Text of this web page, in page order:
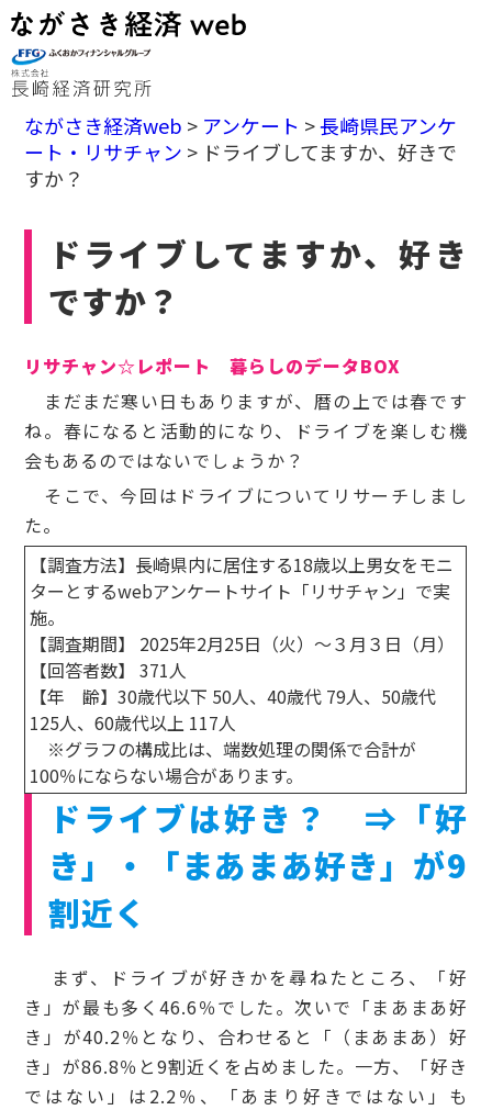
ながさき経済web > アンケート >長崎県民アンケ
ート・リサチャン > ドライブしてますか、好きで
すか？
ドライブしてますか、好き
ですか？
リサチャン☆レポート
暮らしのデータBOX
まだまだ寒い日もありますが、暦の上では春です
ね。春になると活動的になり、ドライブを楽しむ機
会もあるのではないでしょうか？
そこで、今回はドライブについてリサーチしまし
た。
【調査方法】長崎県内に居住する18歳以上男女をモニ
ターとするwebアンケートサイト「リサチャン」で実
施。
【調査期間】 2025年2月25日（火）～３月３日（月）
【回答者数】 371人
【年 齢】30歳代以下 50人、40歳代 79人、50歳代
125人、60歳代以上 117人
※グラフの構成比は、端数処理の関係で合計が
100％にならない場合があります。
ドライブは好き？ ⇒「好
き」・「まあまあ好き」が9
割近く
まず、ドライブが好きかを尋ねたところ、「好
き」が最も多く46.6％でした。次いで「まあまあ好
き」が40.2％となり、合わせると「（まあまあ）好
き」が86.8％と9割近くを占めました。一方、「好き
ではない」は2.2％、「あまり好きではない」も